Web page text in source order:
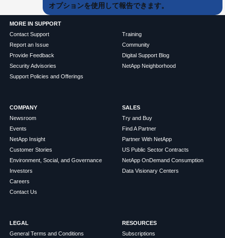
オプションを使用して報告できます。
MORE IN SUPPORT
Contact Support
Report an Issue
Provide Feedback
Security Advisories
Support Policies and Offerings
Training
Community
Digital Support Blog
NetApp Neighborhood
COMPANY
Newsroom
Events
NetApp Insight
Customer Stories
Environment, Social, and Governance
Investors
Careers
Contact Us
SALES
Try and Buy
Find A Partner
Partner With NetApp
US Public Sector Contracts
NetApp OnDemand Consumption
Data Visionary Centers
LEGAL
General Terms and Conditions
RESOURCES
Subscriptions